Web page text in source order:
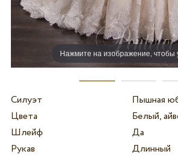
Нажмите на изображение, чтобы
Силуэт
Пышная
Цвета
Белый,
Шлейф
Да
Рукав
Длинный